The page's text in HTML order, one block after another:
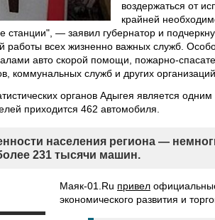
воздержаться от
крайней
станции", — заявил губернатор и
работы всех жизненно важных служб.
авто скорой помощи, пожарно-
коммунальных служб и других организаций.
органов Адыгея является
приходится 462 автомобиля.
населения региона —
231 тысячи машин.
Маяк-01.Ru привел
экономического развития и